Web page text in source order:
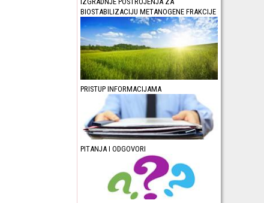
BIOSTABILIZACIJU METANOGENE FRAKCIJE
PRISTUP INFORMACIJAMA
PITANJA I ODGOVORI